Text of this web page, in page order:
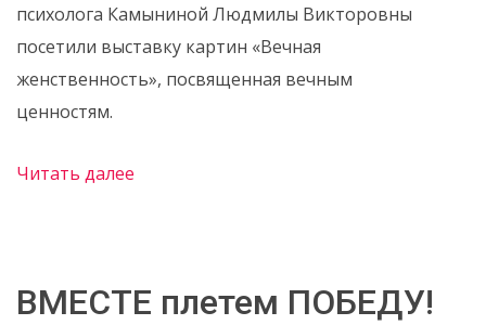
психолога Камыниной Людмилы Викторовны
посетили выставку картин «Вечная
женственность», посвященная вечным
ценностям.
Читать далее
ВМЕСТЕ плетем ПОБЕДУ!